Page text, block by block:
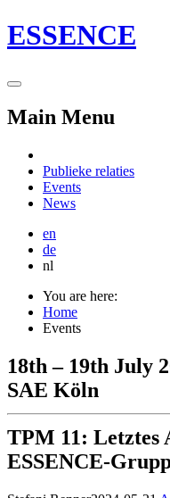
ESSENCE
Main Menu
Publieke relaties
Events
News
en
de
nl
You are here:
Home
Events
18th – 19th July
SAE Köln
TPM 11: Letztes
ESSENCE-